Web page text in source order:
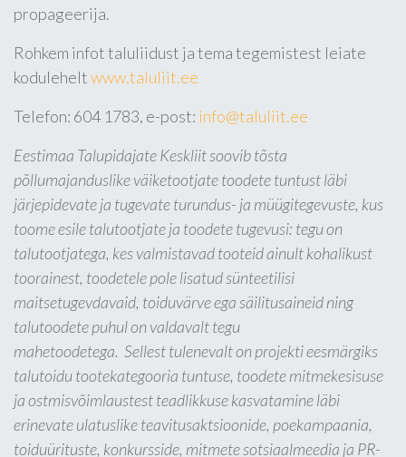
propageerija.
Rohkem infot taluliidust ja tema tegemistest leiate
koduleheltwww.taluliit.ee
Telefon: 604 1783, e-post: info@taluliit.ee
Eestimaa Talupidajate Keskliit soovib tõsta
põllumajanduslike väiketootjate toodete tuntust läbi
järjepidevate ja tugevate turundus- ja müügitegevuste, kus
toome esile talutootjate ja toodete tugevusi: tegu on
talutootjatega, kes valmistavad tooteid ainult kohalikust
toorainest, toodetele pole lisatud sünteetilisi
maitsetugevdavaid, toiduvärve ega säilitusaineid ning
talutoodete puhul on valdavalt tegu
mahetoodetega. Sellest tulenevalt on projekti eesmärgiks
talutoidu tootekategooria tuntuse, toodete mitmekesisuse
ja ostmisvõimlaustest teadlikkuse kasvatamine läbi
erinevate ulatuslike teavitusaktsioonide, poekampaania,
toiduürituste, konkursside, mitmete sotsiaalmeedia ja PR-